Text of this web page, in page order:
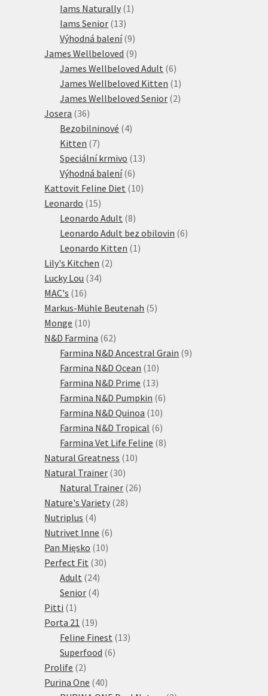
Iams Naturally 1 1
Iams Senior 1313
produktů
Výhodná balení 99
produktů
James Wellbeloved 99
produktů
James Wellbeloved Adult 66
produktů
James Wellbeloved Kitten 1 1
produkt
James Wellbeloved Senior 22
Josera 3636
produktů
Bezobilninové 44
Kitten 77
produktů
Speciální krmivo 1313
Výhodná balení 66
produktů
Kattovit Feline Diet 1010
Leonardo 1515
produktů
Leonardo Adult 88
produktů
Leonardo Adult bez obilovin 66
Leonardo Kitten 1 1
Lily's Kitchen 22
Lucky Lou 3434
MAC's 1616
produktů
Markus-Mühle Beutenah 55
Monge 1010
produktů
N&D Farmina 6262
produktů
Farmina N&D Ancestral Grain 99
Farmina N&D Ocean 1010
produktů
Farmina N&D Prime 1313
produktů
Farmina N&D Pumpkin 66
Farmina N&D Quinoa 1010
produktů
Farmina N&D Tropical 66
produktů
Farmina Vet Life Feline 88
Natural Greatness 1010
Natural Trainer 3030
produktů
Natural Trainer 2626
Nature's Variety 2828
Nutriplus 44
produkty
Nutrivet Inne 66
Pan Mięsko 1010
produktů
Perfect Fit 3030
Adult 2424
produktů
Senior 44
Pitti 1 1
produkt
Porta 21 1919
produktů
Feline Finest 1313
Superfood 66
Prolife 22
produkty
Purina One 4040